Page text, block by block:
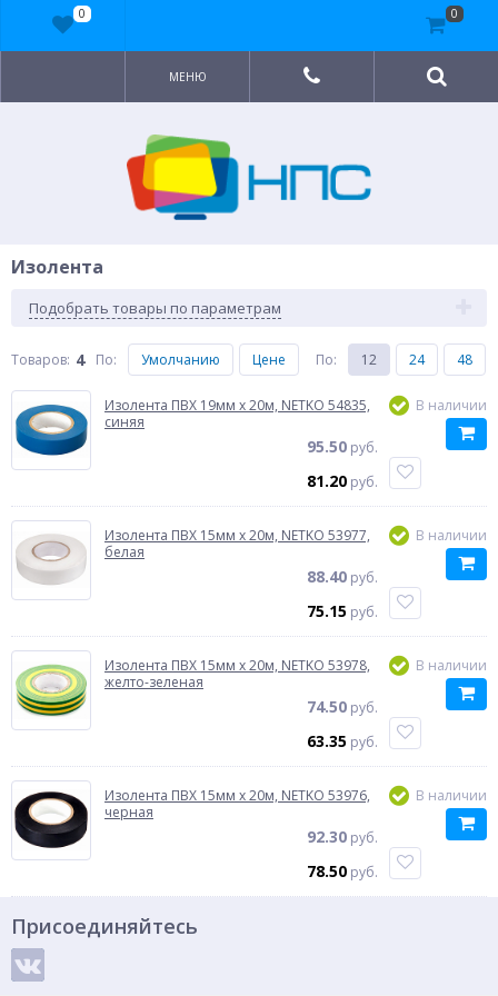
МЕНЮ
Изолента
Подобрать товары по параметрам
Товаров: 4 По: Умолчанию Цене По: 12 24 48
Изолента ПВХ 19мм x 20м, NETKO 54835,
синяя
95.50 руб.
81.20 руб.
В наличии
Изолента ПВХ 15мм x 20м, NETKO 53977,
белая
88.40 руб.
75.15 руб.
В наличии
Изолента ПВХ 15мм x 20м, NETKO 53978,
желто-зеленая
74.50 руб.
63.35 руб.
В наличии
Изолента ПВХ 15мм x 20м, NETKO 53976,
черная
92.30 руб.
78.50 руб.
В наличии
Присоединяйтесь
0 0